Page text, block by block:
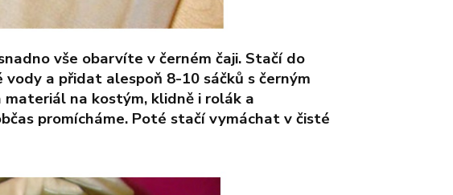
vše obarvíte v černém čaji. Stačí do
a přidat alespoň 8-10 sáčků s černým
na kostým, klidně i rolák a
promícháme. Poté stačí vymáchat v čisté